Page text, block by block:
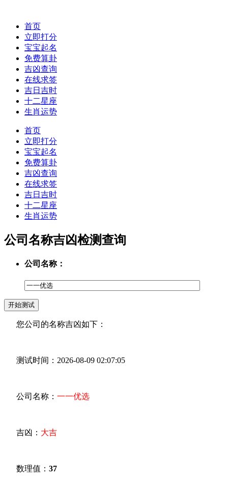
首页
立即打分
宝宝起名
免费算卦
吉凶查询
在线求签
吉日吉时
十二星座
生肖运势
首页
立即打分
宝宝起名
免费算卦
吉凶查询
在线求签
吉日吉时
十二星座
生肖运势
公司名称吉凶检测查询
公司名称：
您公司的名称吉凶如下：
测试时间：2026-08-09 02:07:05
公司名称： 一一优选
吉凶： 大吉
数理值： 37